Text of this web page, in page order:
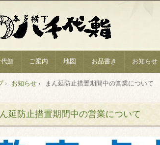
代鮨 ご案内 地図 お品書き お知らせ
› お知らせ › まん延防止措置期間中の営業について
延防止措置期間中の営業について